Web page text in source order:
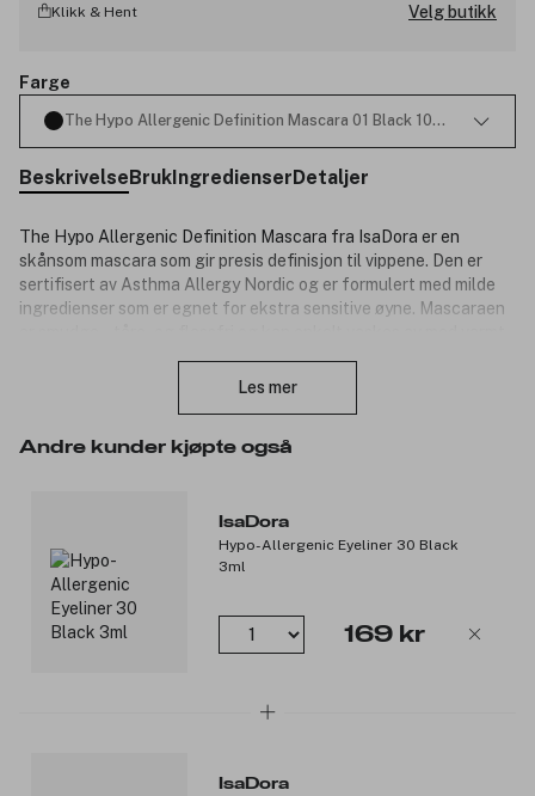
Klikk & Hent Velg butikk
Farge
The Hypo Allergenic Definition Mascara 01 Black 10ml
BeskrivelseBrukIngredienserDetaljer
The Hypo Allergenic Definition Mascara fra IsaDora er en
skånsom mascara som gir presis definisjon til vippene. Den er
sertifisert av Asthma Allergy Nordic og er formulert med milde
ingredienser som er egnet for ekstra sensitive øyne. Mascaraen
og definerer vippene for et naturlig resultat. Passer for deg med
Produktnummer:3317130
Les mer
Andre kunder kjøpte også
IsaDora
Hypo-Allergenic Eyeliner 30 Black
3ml
169 kr
IsaDora